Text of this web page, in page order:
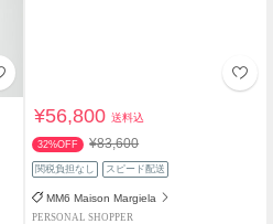
¥56,800送料込
32%OFF ¥83,600
関税負担なし スピード配送
MM6 Maison Margiela
PERSONAL SHOPPER